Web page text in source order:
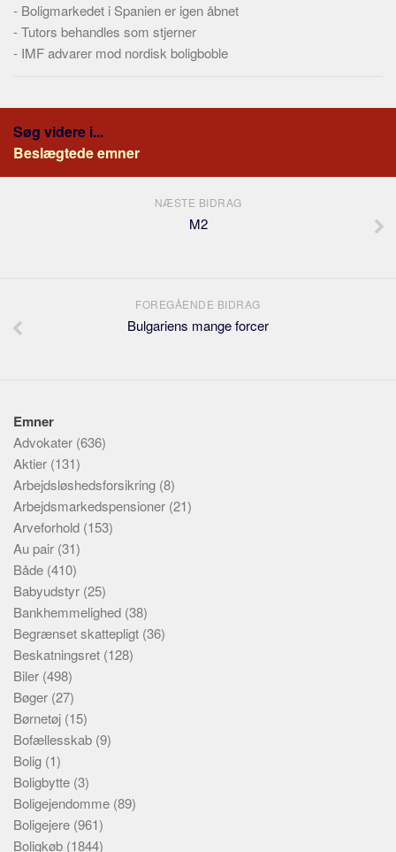
- Boligmarkedet i Spanien er igen åbnet
-Tutors behandles som stjerner
- IMF advarer mod nordisk boligboble
Søg videre i...
Beslægtede emner
NÆSTE BIDRAG
M2
FOREGÅENDE BIDRAG
Bulgariens mange forcer
Emner
Advokater (636)
Aktier (131)
Arbejdsløshedsforsikring (8)
Arbejdsmarkedspensioner (21)
Arveforhold (153)
Au pair (31)
Både (410)
Babyudstyr (25)
Bankhemmelighed (38)
Begrænset skattepligt (36)
Beskatningsret (128)
Biler (498)
Bøger (27)
Børnetøj (15)
Bofællesskab (9)
Bolig (1)
Boligbytte (3)
Boligejendomme (89)
Boligejere (961)
Boligkøb (1844)